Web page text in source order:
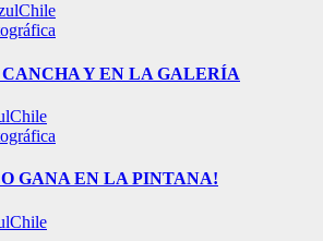
Y EN LA GALERÍA
GANA EN LA PINTANA!